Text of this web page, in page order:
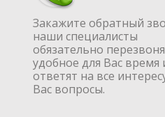
Закажите обратный
наши специалисты
обязательно
удобное для Вас время
ответят на все
Вас вопросы.